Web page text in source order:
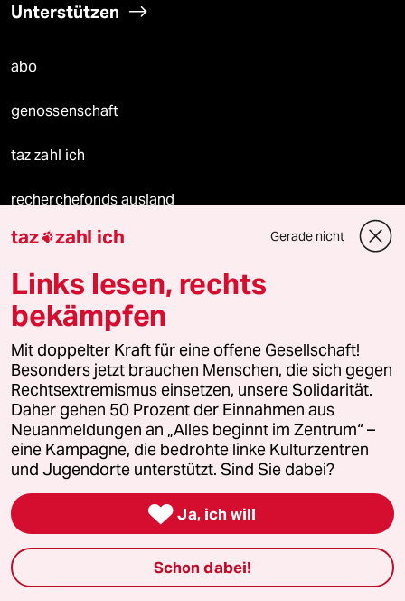
Unterstützen
abo
genossenschaft
taz zahl ich
recherchefonds ausland
panterstiftung
panterpreis 2026
Podcast
bundestalk
fernverbindung
klima update°
Mauerecho
taz zahl ich Gerade nicht
Links lesen, rechts
bekämpfen
Mit doppelter Kraft für eine offene Gesellschaft!
Besonders jetzt brauchen Menschen, die sich gegen
Rechtsextremismus einsetzen, unsere Solidarität.
Daher gehen 50 Prozent der Einnahmen aus
Neuanmeldungen an „Alles beginnt im Zentrum“ –
eine Kampagne, die bedrohte linke Kulturzentren
und Jugendorte unterstützt. Sind Sie dabei?
 Ja, ich will
Schon dabei!